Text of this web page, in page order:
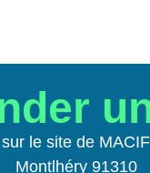
le site de
Montlhéry 91310